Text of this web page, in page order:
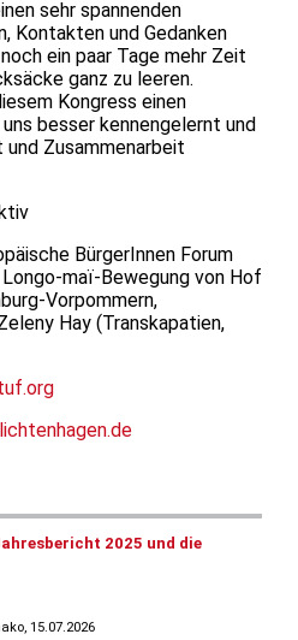
sehr spannenden
Kontakten und Gedanken
ein paar Tage mehr Zeit
ganz zu leeren.
Kongress einen
besser kennengelernt und
Zusammenarbeit
BürgerInnen Forum
maï-Bewegung von Hof
Vorpommern,
Hay (Transkapatien,